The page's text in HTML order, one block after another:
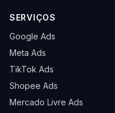
SERVIÇOS
Google Ads
Meta Ads
TikTok Ads
Shopee Ads
Mercado Livre Ads